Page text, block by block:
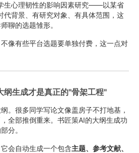
生心理韧性的影响因素研究——以某省
代背景、有研究对象、有具体范围，这
聊的选题雏形。
不像有些平台选题要单独付费，这一点对
生成才是真正的"骨架工程"
。很多同学写论文像盖房子不打地基，
全部推倒重来。书匠策AI的大纲生成功
分。
会自动生成一个包含主题、参考文献、